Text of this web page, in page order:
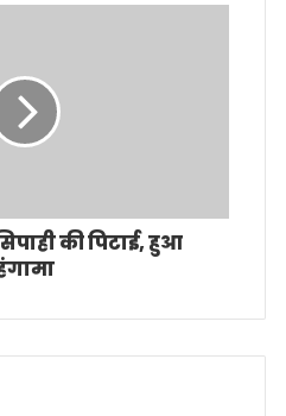
की पिटाई, हुआ